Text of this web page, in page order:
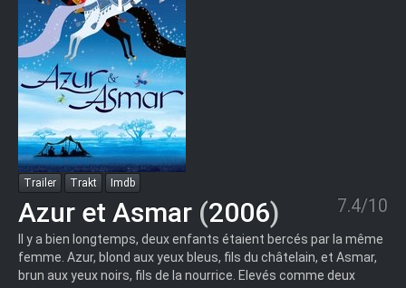
Trailer Trakt Imdb
Azur et Asmar (2006) 7.4/10
Il y a bien longtemps, deux enfants étaient bercés par la même
femme. Azur, blond aux yeux bleus, fils du châtelain, et Asmar,
brun aux yeux noirs, fils de la nourrice. Elevés comme deux